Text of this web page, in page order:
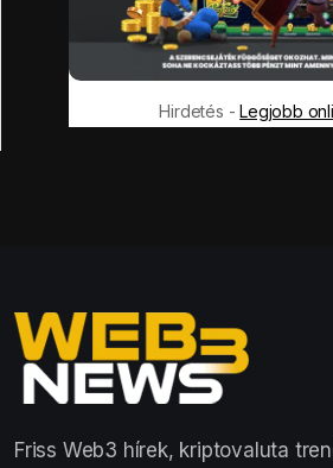
Hirdetés -Legjobb
Friss Web3 hírek, kriptovaluta